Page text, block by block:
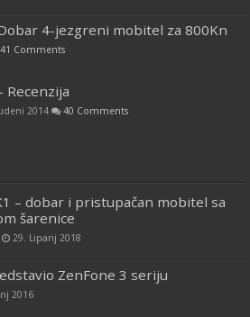
4-jezgreni mobitel za 800Kn
41 Comments
Recenzija
2014 40 Comments
– dobar i pristupačan mobitel sa
šarenice
29. Lipanj 2018
ZenFone 3 seriju
2016